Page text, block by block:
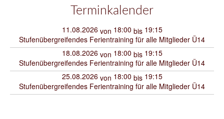
Termine
Mitglieder-werben-Mitglieder
Downloads / Anmeldeformular
Anfängerkurse
Shop
Terminkalender
11.08.2026von 18:00 bis 19:15
Stufenübergreifendes Ferientraining für alle Mitglieder Ü14
18.08.2026von 18:00 bis 19:15
Stufenübergreifendes Ferientraining für alle Mitglieder Ü14
25.08.2026von 18:00 bis 19:15
Stufenübergreifendes Ferientraining für alle Mitglieder Ü14